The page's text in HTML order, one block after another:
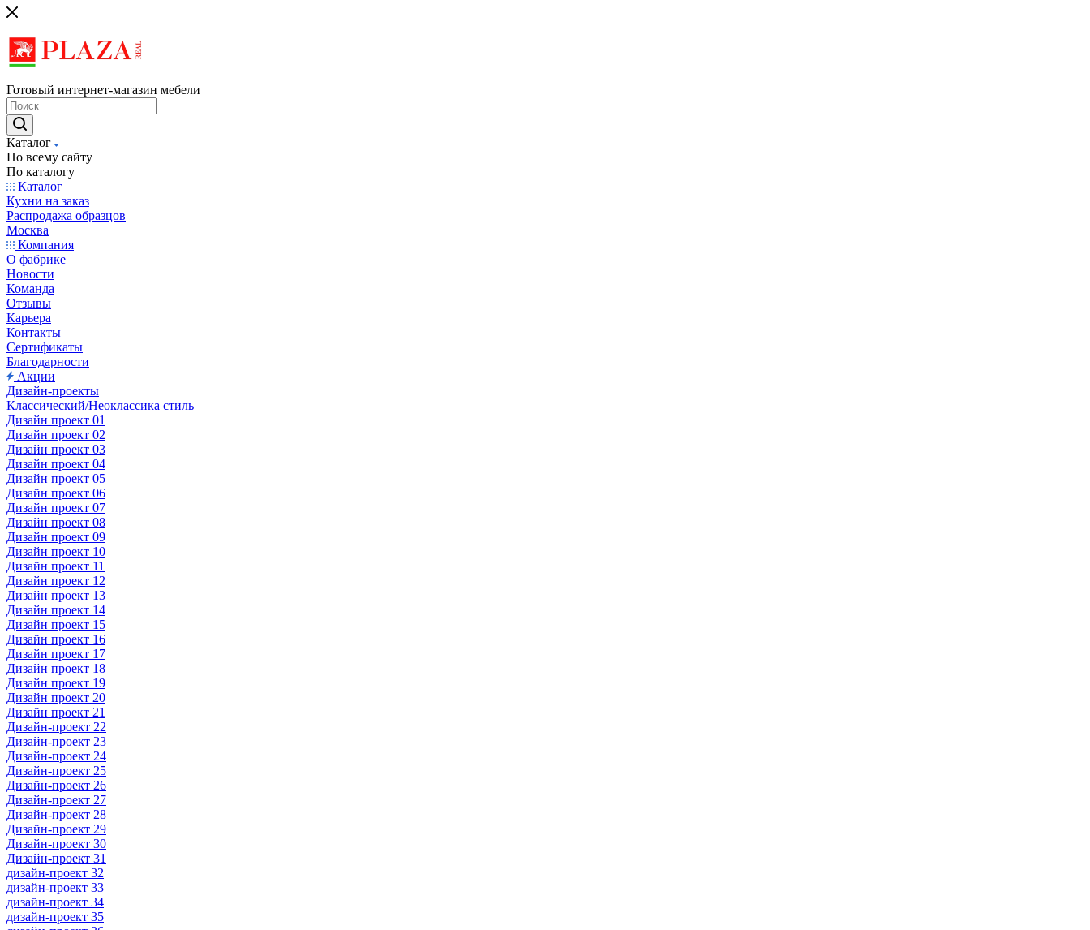
Готовый интернет-магазин мебели
Каталог
По всему сайту
По каталогу
Каталог
Кухни на заказ
Распродажа образцов
Москва
Компания
О фабрике
Новости
Команда
Отзывы
Карьера
Контакты
Сертификаты
Благодарности
Акции
Дизайн-проекты
Классический/Неоклассика стиль
Дизайн проект 01
Дизайн проект 02
Дизайн проект 03
Дизайн проект 04
Дизайн проект 05
Дизайн проект 06
Дизайн проект 07
Дизайн проект 08
Дизайн проект 09
Дизайн проект 10
Дизайн проект 11
Дизайн проект 12
Дизайн проект 13
Дизайн проект 14
Дизайн проект 15
Дизайн проект 16
Дизайн проект 17
Дизайн проект 18
Дизайн проект 19
Дизайн проект 20
Дизайн проект 21
Дизайн-проект 22
Дизайн-проект 23
Дизайн-проект 24
Дизайн-проект 25
Дизайн-проект 26
Дизайн-проект 27
Дизайн-проект 28
Дизайн-проект 29
Дизайн-проект 30
Дизайн-проект 31
дизайн-проект 32
дизайн-проект 33
дизайн-проект 34
дизайн-проект 35